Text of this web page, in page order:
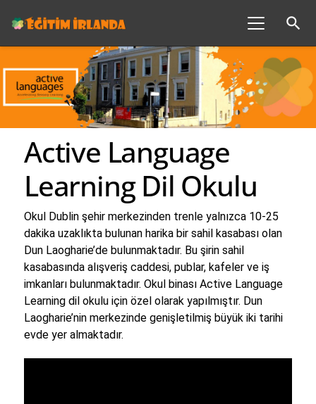
search
Active Language
Learning Dil Okulu
Okul Dublin şehir merkezinden trenle yalnızca 10-25
dakika uzaklıkta bulunan harika bir sahil kasabası olan
Dun Laogharie’de bulunmaktadır. Bu şirin sahil
kasabasında alışveriş caddesi, publar, kafeler ve iş
imkanları bulunmaktadır. Okul binası Active Language
Learning dil okulu için özel olarak yapılmıştır. Dun
Laogharie’nin merkezinde genişletilmiş büyük iki tarihi
evde yer almaktadır.